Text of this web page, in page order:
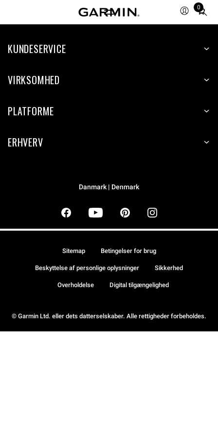
0
Total
items
cart:
KUNDESERVICE
VIRKSOMHED
PLATFORME
ERHVERV
Danmark | Denmark
© Garmin Ltd. eller dets datterselskaber. Alle rettigheder forbeholdes.
Sitemap Betingelser for brug
Beskyttelse af personlige oplysninger Sikkerhed
Overholdelse Digital tilgængelighed